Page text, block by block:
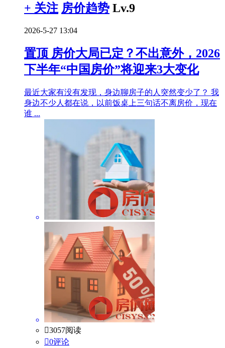
+ 关注 房价趋势 Lv.9
2026-5-27 13:04
置顶 房价大局已定？不出意外，2026
下半年“中国房价”将迎来3大变化
最近大家有没有发现，身边聊房子的人突然变少了？ 我
身边不少人都在说，以前饭桌上三句话不离房价，现在
谁 ...
3057阅读
0评论